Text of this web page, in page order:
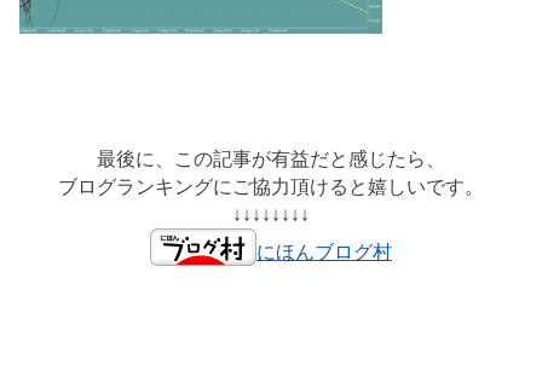
最後に、この記事が有益だと感じたら、
ブログランキングにご協力頂けると嬉しいです。
↓↓↓↓↓↓↓↓
にほんブログ村